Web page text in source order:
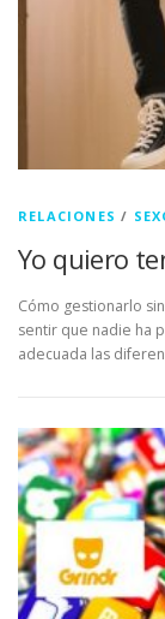
RELACIONES /
Yo quiero
Cómo gestionarlo
sentir que nadie ha
adecuada las